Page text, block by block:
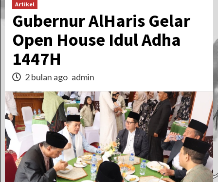
Artikel
Gubernur AlHaris Gelar
Open House Idul Adha
1447H
2 bulan ago admin